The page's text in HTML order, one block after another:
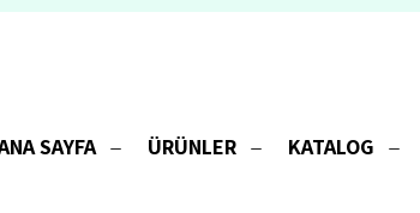
SAYFA ÜRÜNLER KATALOG